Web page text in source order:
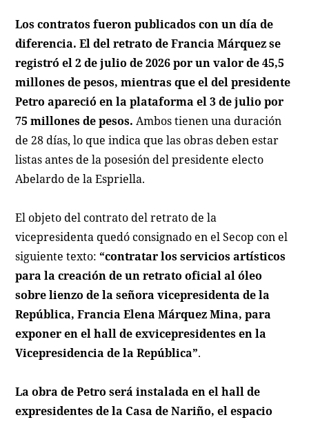
Los contratos fueron publicados con un día de
diferencia. El del retrato de Francia Márquez se
registró el 2 de julio de 2026 por un valor de 45,5
millones de pesos, mientras que el del presidente
Petro apareció en la plataforma el 3 de julio por
75 millones de pesos. Ambos tienen una duración
de 28 días, lo que indica que las obras deben estar
listas antes de la posesión del presidente electo
Abelardo de la Espriella.
El objeto del contrato del retrato de la
vicepresidenta quedó consignado en el Secop con el
siguiente texto: “contratar los servicios artísticos
para la creación de un retrato oficial al óleo
sobre lienzo de la señora vicepresidenta de la
República, Francia Elena Márquez Mina, para
exponer en el hall de exvicepresidentes en la
Vicepresidencia de la República”.
La obra de Petro será instalada en el hall de
expresidentes de la Casa de Nariño, el espacio